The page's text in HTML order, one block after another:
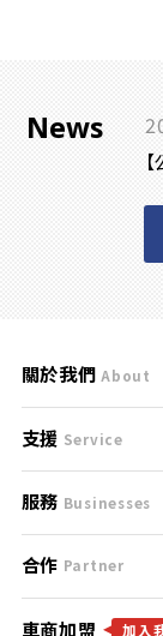
News
關於我們 About
刊登規範
服務條款
免責聲明
支援 Service
支援中心
聯絡我們
服務 Businesses
什麼是Goo鑑定？
找好車
合作 Partner
合作夥伴
車商加盟 加入